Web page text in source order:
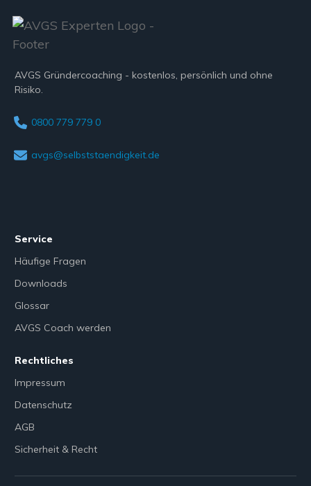
AVGS Gründercoaching - kostenlos, persönlich und ohne
Risiko.
0800 779 779 0
avgs@selbststaendigkeit.de
Service
Häufige Fragen
Downloads
Glossar
AVGS Coach werden
Rechtliches
Impressum
Datenschutz
AGB
Sicherheit & Recht